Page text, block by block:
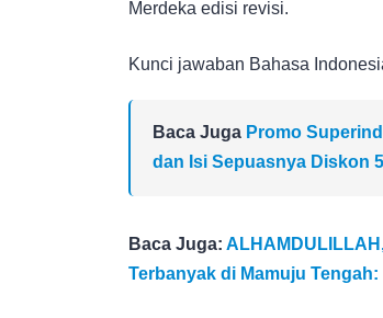
Merdeka edisi revisi.
Kunci jawaban Bahasa
Baca Juga Promo
dan Isi Sepuasnya Diskon
Baca Juga:
Terbanyak di Mamuju